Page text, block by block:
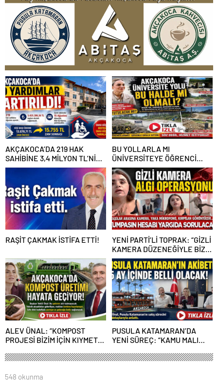
AKÇAKOCA’DA 219 HAK
SAHİBİNE 3,4 MİLYON TL’NİN
ÜZERİNDE DESTEK
BU YOLLARLA MI
ÜNİVERSİTEYE ÖĞRENCİ
ÇAĞIRACAĞIZ?
RAŞİT ÇAKMAK İSTİFA ETTİ!
YENİ PARTİ’Lİ TOPRAK: “GİZLİ
KAMERA DÜZENEĞİYLE BİZE
ALGI OPERASYONU YAPILDI”
ALEV ÜNAL: “KOMPOST
PROJESİ BİZİM İÇİN KIYMETLİ,
PUSULA KATAMARAN’DA
YENİ SÜREÇ: “KAMU MALI
548 okunma